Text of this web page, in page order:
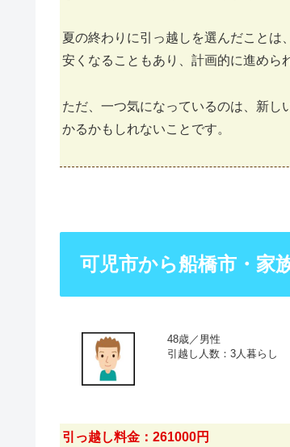
夏の終わりに引っ越しを選んだことは
安くなることもあり、計画的に進めら
ただ、一つ気になっているのは、新し
かるかもしれないことです。
可児市から船橋市・家
48歳／男性
引越し人数：3人暮らし
引っ越し料金：261000円